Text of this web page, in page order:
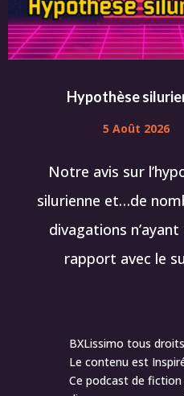
Hypothèse
5 Août 2026
Notre avis sur
silurienne et…de
divagations n’ayant
rapport avec le
BXLissimo tous
Le contenu est
Ce podcast de